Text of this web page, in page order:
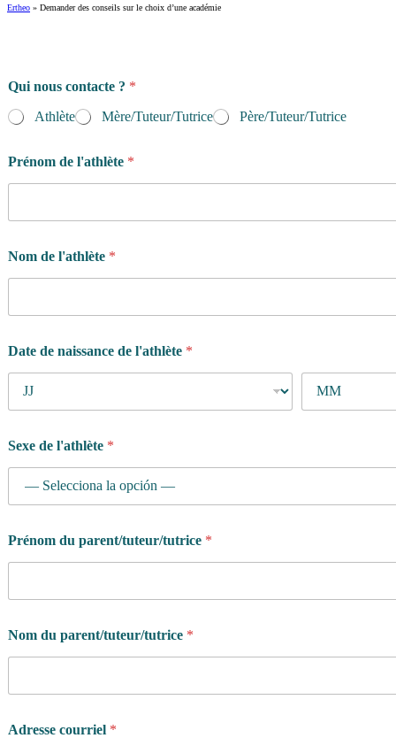
Ertheo » Demander des conseils sur le choix d’une académie
Qui nous contacte ? *
Athlète
Mère/Tuteur/Tutrice Père/Tuteur/Tutrice
Prénom de l'athlète *
Nom de l'athlète *
Date de naissance de l'athlète *
Sexe de l'athlète *
Prénom du parent/tuteur/tutrice *
Nom du parent/tuteur/tutrice *
Adresse courriel *